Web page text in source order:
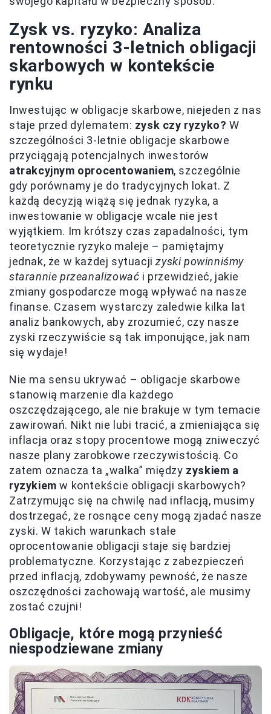
Zysk vs. ryzyko: Analiza
rentowności 3-letnich obligacji
skarbowych w kontekście
rynku
Inwestując w obligacje skarbowe, niejeden z nas
staje przed dylematem: zysk czy ryzyko? W
szczególności 3-letnie obligacje skarbowe
przyciągają potencjalnych inwestorów
atrakcyjnym oprocentowaniem, szczególnie
gdy porównamy je do tradycyjnych lokat. Z
każdą decyzją wiążą się jednak ryzyka, a
inwestowanie w obligacje wcale nie jest
wyjątkiem. Im krótszy czas zapadalności, tym
teoretycznie ryzyko maleje – pamiętajmy
jednak, że w każdej sytuacjizyski powinniśmy
starannie przeanalizować i przewidzieć, jakie
zmiany gospodarcze mogą wpływać na nasze
finanse. Czasem wystarczy zaledwie kilka lat
analiz bankowych, aby zrozumieć, czy nasze
zyski rzeczywiście są tak imponujące, jak nam
się wydaje!
Nie ma sensu ukrywać – obligacje skarbowe
stanowią marzenie dla każdego
oszczędzającego, ale nie brakuje w tym temacie
zawirowań. Nikt nie lubi tracić, a zmieniająca się
inflacja oraz stopy procentowe mogą zniweczyć
nasze plany zarobkowe rzeczywistością. Co
zatem oznacza ta „walka” między zyskiem a
ryzykiem w kontekście obligacji skarbowych?
Zatrzymując się na chwilę nad inflacją, musimy
dostrzegać, że rosnące ceny mogą zjadać nasze
zyski. W takich warunkach stałe
oprocentowanie obligacji staje się bardziej
problematyczne. Korzystając z zabezpieczeń
przed inflacją, zdobywamy pewność, że nasze
oszczędności zachowają wartość, ale musimy
zostać czujni!
Obligacje, które mogą przynieść
niespodziewane zmiany